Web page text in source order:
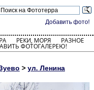
Добавить фото!
РЕКИ, МОРЯ РАЗНОЕ
ФОТОГАЛЕРЕЮ!
> ул. Ленина